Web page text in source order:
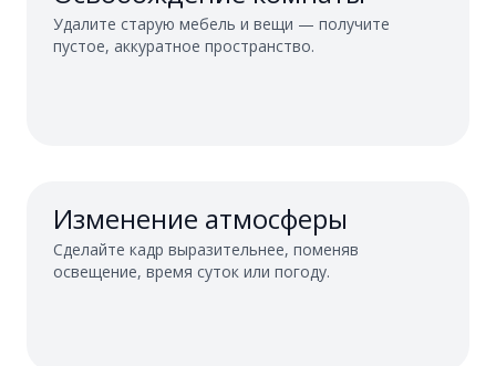
Удалите старую мебель и вещи — получите
пустое, аккуратное пространство.
Изменение атмосферы
Сделайте кадр выразительнее, поменяв
освещение, время суток или погоду.